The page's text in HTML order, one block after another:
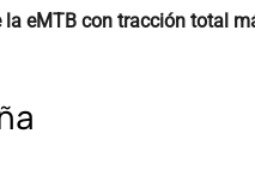
la eMTB con tracción total